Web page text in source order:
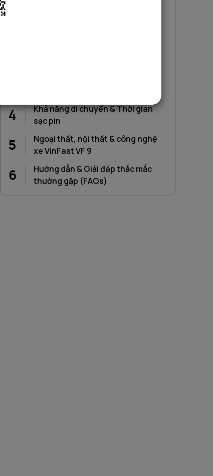
4
Khả năng di chuyển & Thời gian
sạc pin
5
Ngoại thất, nội thất & công nghệ
xe VinFast VF 9
6
Hướng dẫn & Giải đáp thắc mắc
thường gặp (FAQs)